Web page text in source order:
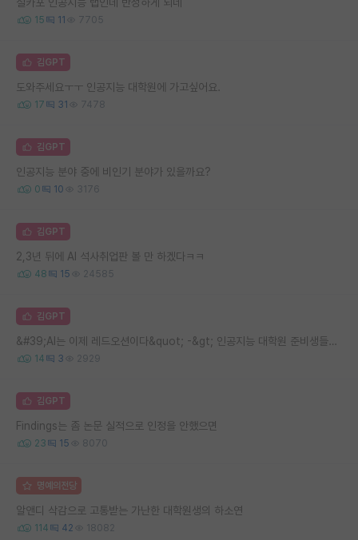
15 11 7705
김GPT
도와주세요ㅜㅜ 인공지능 대학원에 가고싶어요.
17 31 7478
김GPT
인공지능 분야 중에 비인기 분야가 있을까요?
0 10 3176
김GPT
2,3년 뒤에 AI 석사취업판 볼 만 하겠다ㅋㅋ
48 15 24585
김GPT
&#39;AI는 이제 레드오션이다&quot; -&gt; 인공지능 대학원 준비생들의 훌리짓
14 3 2929
김GPT
Findings는 좀 논문 실적으로 인정을 안했으면
23 15 8070
명예의전당
알앤디 삭감으로 고통받는 가난한 대학원생의 하소연
114 42 18082